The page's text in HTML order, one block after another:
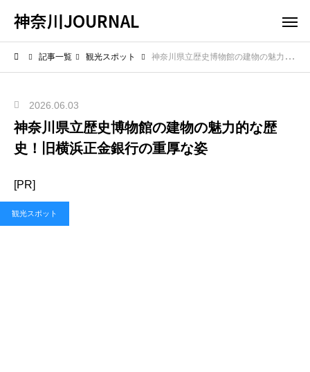
神奈川JOURNAL
記事一覧 観光スポット 神奈川県立歴史博物館の建物の魅力的な歴史！旧横浜正金銀行の重厚な姿
2026.06.03
神奈川県立歴史博物館の建物の魅力的な歴
史！旧横浜正金銀行の重厚な姿
[PR]
観光スポット